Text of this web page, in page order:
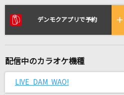
[生音]夏の扉
薔薇の鎖
デンモクアプリで予約
配信中のカラオケ機種
LIVE DAM WAO!